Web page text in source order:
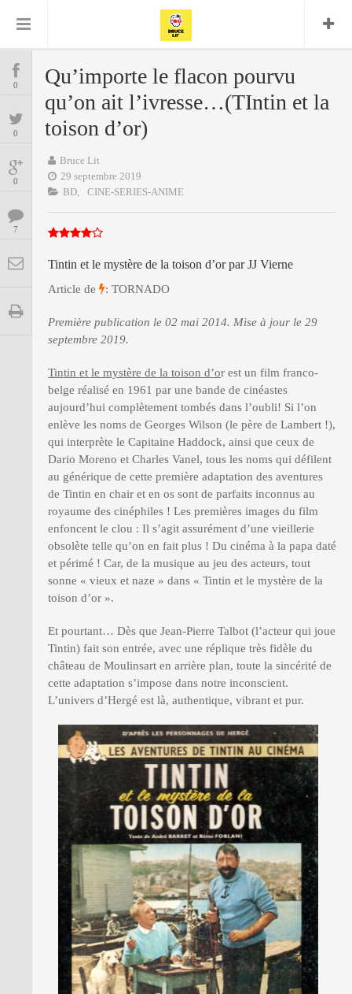
COMICS
MANGAS
BD
ENCYCLOPEGEEK
CINE-SERIES-ANIME
MUSIQUE
0
0
0
7
Qu’importe le flacon pourvu
qu’on ait l’ivresse…(TIntin et la
toison d’or)
Bruce Lit
29 septembre 2019
BD,
CINE-SERIES-ANIME
Tintin et le mystère de la toison d’or par JJ Vierne
Article de : TORNADO
Première publication le 02 mai 2014. Mise à jour le 29
septembre 2019.
Tintin et le mystère de la toison d’or est un film franco-
belge réalisé en 1961 par une bande de cinéastes
aujourd’hui complètement tombés dans l’oubli! Si l’on
enlève les noms de Georges Wilson (le père de Lambert !),
qui interprète le Capitaine Haddock, ainsi que ceux de
Dario Moreno et Charles Vanel, tous les noms qui défilent
au générique de cette première adaptation des aventures
de Tintin en chair et en os sont de parfaits inconnus au
royaume des cinéphiles ! Les premières images du film
enfoncent le clou : Il s’agit assurément d’une vieillerie
obsolète telle qu’on en fait plus ! Du cinéma à la papa daté
et périmé ! Car, de la musique au jeu des acteurs, tout
sonne « vieux et naze » dans « Tintin et le mystère de la
toison d’or ».
Et pourtant… Dès que Jean-Pierre Talbot (l’acteur qui joue
Tintin) fait son entrée, avec une réplique très fidèle du
château de Moulinsart en arrière plan, toute la sincérité de
cette adaptation s’impose dans notre inconscient.
L’univers d’Hergé est là, authentique, vibrant et pur.
Comics
Daredevil Dark Horse
Delcourt Eddy Vanleffe
Encyclopegeek
Figure
Replay
Focus Frank Miller Garth Ennis
Glénat Graphic Novel image
Independants JB Vu Van
Nguyen Lug Mangas
Marvel
Panini Patrick Faivre
Présence Punisher Rock Semic